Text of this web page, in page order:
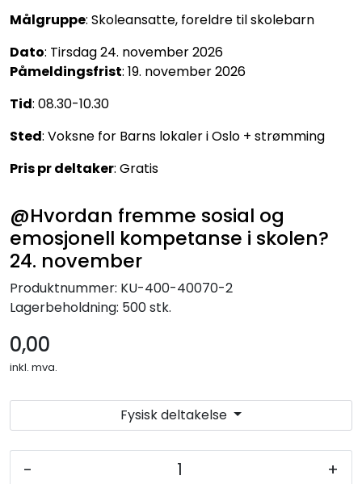
Målgruppe: Skoleansatte, foreldre til skolebarn
Dato: Tirsdag 24. november 2026
Påmeldingsfrist: 19. november 2026
Tid: 08.30-10.30
Sted: Voksne for Barns lokaler i Oslo + strømming
Pris pr deltaker: Gratis
@Hvordan fremme sosial og
emosjonell kompetanse i skolen?
24. november
Produktnummer: KU-400-40070-2
Lagerbeholdning: 500 stk.
0,00
inkl. mva.
Fysisk deltakelse
- +